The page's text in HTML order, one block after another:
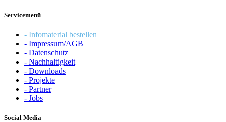
Servicemenü
- Infomaterial bestellen
- Impressum/AGB
- Datenschutz
- Nachhaltigkeit
- Downloads
- Projekte
- Partner
- Jobs
Social Media